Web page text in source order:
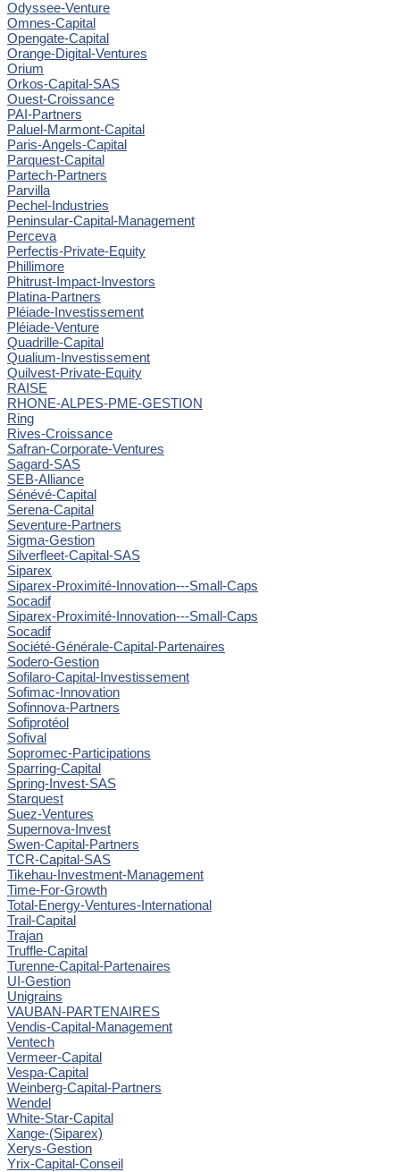
Odyssee-Venture
Omnes-Capital
Opengate-Capital
Orange-Digital-Ventures
Orium
Orkos-Capital-SAS
Ouest-Croissance
PAI-Partners
Paluel-Marmont-Capital
Paris-Angels-Capital
Parquest-Capital
Partech-Partners
Parvilla
Pechel-Industries
Peninsular-Capital-Management
Perceva
Perfectis-Private-Equity
Phillimore
Phitrust-Impact-Investors
Platina-Partners
Pléiade-Investissement
Pléiade-Venture
Quadrille-Capital
Qualium-Investissement
Quilvest-Private-Equity
RAISE
RHONE-ALPES-PME-GESTION
Ring
Rives-Croissance
Safran-Corporate-Ventures
Sagard-SAS
SEB-Alliance
Sénévé-Capital
Serena-Capital
Seventure-Partners
Sigma-Gestion
Silverfleet-Capital-SAS
Siparex
Siparex-Proximité-Innovation---Small-Caps
Socadif
Siparex-Proximité-Innovation---Small-Caps
Socadif
Société-Générale-Capital-Partenaires
Sodero-Gestion
Sofilaro-Capital-Investissement
Sofimac-Innovation
Sofinnova-Partners
Sofiprotéol
Sofival
Sopromec-Participations
Sparring-Capital
Spring-Invest-SAS
Starquest
Suez-Ventures
Supernova-Invest
Swen-Capital-Partners
TCR-Capital-SAS
Tikehau-Investment-Management
Time-For-Growth
Total-Energy-Ventures-International
Trail-Capital
Trajan
Truffle-Capital
Turenne-Capital-Partenaires
UI-Gestion
Unigrains
VAUBAN-PARTENAIRES
Vendis-Capital-Management
Ventech
Vermeer-Capital
Vespa-Capital
Weinberg-Capital-Partners
Wendel
White-Star-Capital
Xange-(Siparex)
Xerys-Gestion
Yrix-Capital-Conseil